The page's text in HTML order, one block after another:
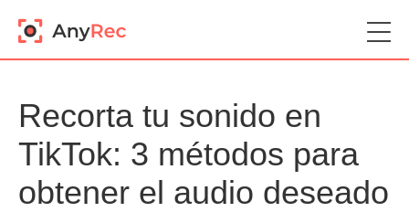
Recorta tu sonido en
TikTok: 3 métodos para
obtener el audio deseado